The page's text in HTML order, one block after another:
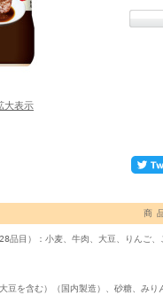
大表示
商
品目）：小麦、牛肉、大豆、りんご、
豆を含む）（国内製造）、砂糖、み